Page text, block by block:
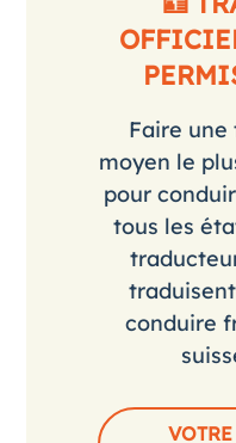
Faire
moyen le
pour
tous les
conduire